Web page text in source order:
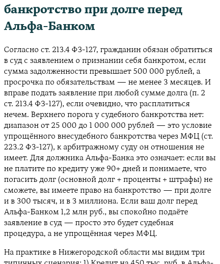
банкротство при долге перед
Альфа-Банком
Согласно ст. 213.4 ФЗ-127, гражданин обязан обратиться
в суд с заявлением о признании себя банкротом, если
сумма задолженности превышает 500 000 рублей, а
просрочка по обязательствам — не менее 3 месяцев. И
вправе подать заявление при любой сумме долга (п. 2
ст. 213.4 ФЗ-127), если очевидно, что расплатиться
нечем. Верхнего порога у судебного банкротства нет:
диапазон от 25 000 до 1 000 000 рублей — это условие
упрощённого внесудебного банкротства через МФЦ (ст.
223.2 ФЗ-127), к арбитражному суду он отношения не
имеет. Для должника Альфа-Банка это означает: если вы
не платите по кредиту уже 90+ дней и понимаете, что
погасить долг (основной долг + проценты + штрафы) не
сможете, вы имеете право на банкротство — при долге
и в 300 тысяч, и в 3 миллиона. Если ваш долг перед
Альфа-Банком 1,2 млн руб., вы спокойно подаёте
заявление в суд — просто это будет судебная
процедура, а не упрощённая через МФЦ.
На практике в Нижегородской области мы видим три